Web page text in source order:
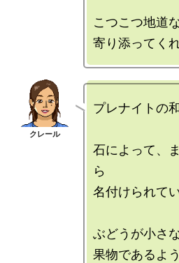
こつこつ地道
プレナイトの
石によって、
ら
名付けられて
ぶどうが小さ
果物であるよ